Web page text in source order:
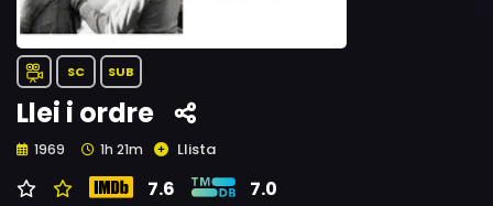
SC SUB
Llei i ordre
1969 1h 21m Llista
7.6 7.0